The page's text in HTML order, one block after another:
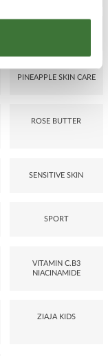
PINEAPPLE SKIN CARE
ROSE BUTTER
SENSITIVE SKIN
SPORT
VITAMIN C.B3
NIACINAMIDE
ZIAJA KIDS